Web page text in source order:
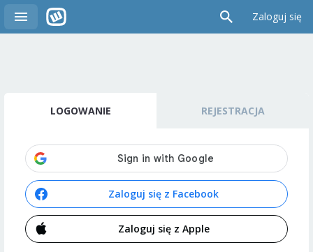
Zaloguj się
LOGOWANIE REJESTRACJA
Zaloguj się z Facebook
Zaloguj się z Apple